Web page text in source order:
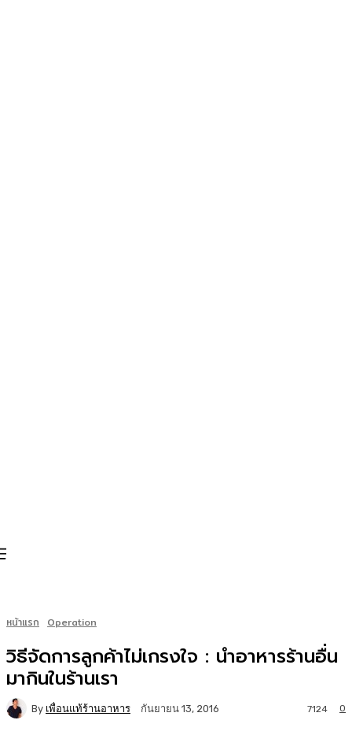
หน้าแรก Operation
วิธีจัดการลูกค้าไม่เกรงใจ : นำอาหารร้านอื่น
มากินในร้านเรา
By เพื่อนแท้ร้านอาหาร กันยายน 13, 2016 0
7124